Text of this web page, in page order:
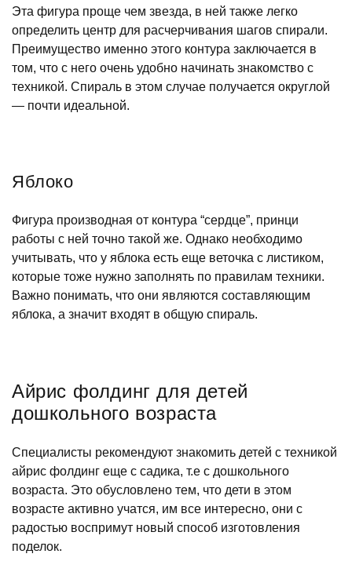
Эта фигура проще чем звезда, в ней также легко
определить центр для расчерчивания шагов спирали.
Преимущество именно этого контура заключается в
том, что с него очень удобно начинать знакомство с
техникой. Спираль в этом случае получается округлой
— почти идеальной.
Яблоко
Фигура производная от контура “сердце”, принци
работы с ней точно такой же. Однако необходимо
учитывать, что у яблока есть еще веточка с листиком,
которые тоже нужно заполнять по правилам техники.
Важно понимать, что они являются составляющим
яблока, а значит входят в общую спираль.
Айрис фолдинг для детей
дошкольного возраста
Специалисты рекомендуют знакомить детей с техникой
айрис фолдинг еще с садика, т.е с дошкольного
возраста. Это обусловлено тем, что дети в этом
возрасте активно учатся, им все интересно, они с
радостью воспримут новый способ изготовления
поделок.